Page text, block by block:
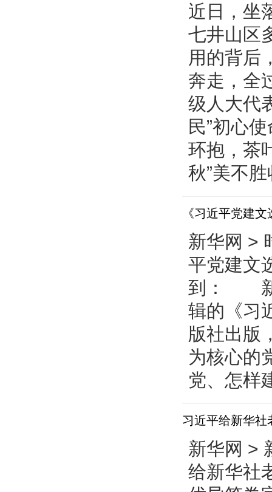
近日，坐
七井山区
用的背后
奔走，全
级人大代
民”初心
环抱，茶
秋”美不
《习近平党建
新华网 >
平党建文
到： 新
辑的《习
版社出
为核心的
党、怎样
习近平给新华社
新华网 >
给新华社